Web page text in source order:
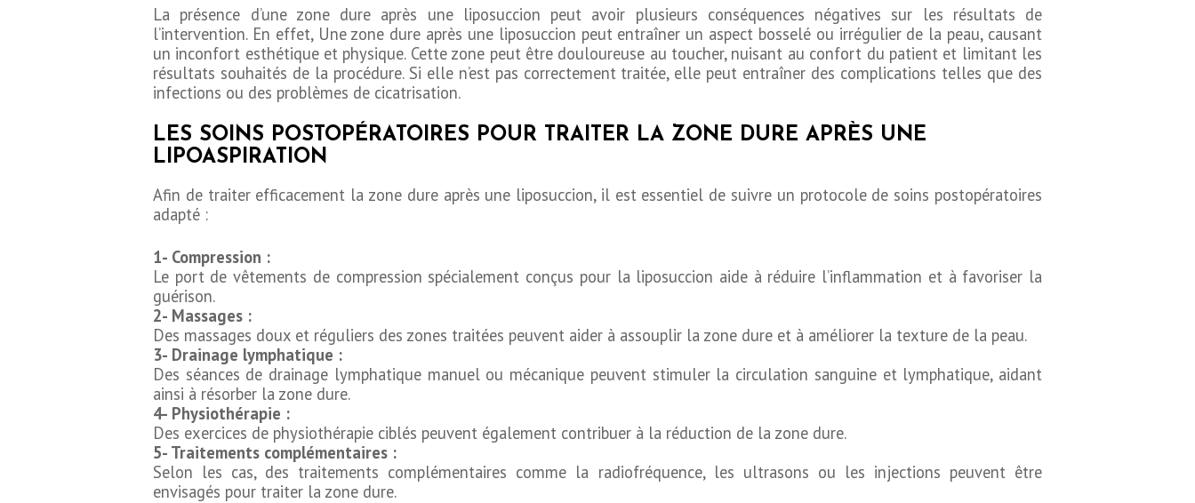
A PROPOS
DEMANDE DE
La présence d’une zone dure après une liposuccion peut avoir plusieurs conséquences négatives sur les résultats de
l’intervention. En effet, Une zone dure après une liposuccion peut entraîner un aspect bosselé ou irrégulier de la peau, causant
un inconfort esthétique et physique. Cette zone peut être douloureuse au toucher, nuisant au confort du patient et limitant les
résultats souhaités de la procédure. Si elle n’est pas correctement traitée, elle peut entraîner des complications telles que des
infections ou des problèmes de cicatrisation.
LES SOINS POSTOPÉRATOIRES POUR TRAITER LA ZONE DURE APRÈS UNE
LIPOASPIRATION
Afin de traiter efficacement la zone dure après une liposuccion, il est essentiel de suivre un protocole de soins postopératoires
adapté :
1- Compression :
Le port de vêtements de compression spécialement conçus pour la liposuccion aide à réduire l’inflammation et à favoriser la
guérison.
2- Massages :
Des massages doux et réguliers des zones traitées peuvent aider à assouplir la zone dure et à améliorer la texture de la peau.
3- Drainage lymphatique :
Des séances de drainage lymphatique manuel ou mécanique peuvent stimuler la circulation sanguine et lymphatique, aidant
ainsi à résorber la zone dure.
4- Physiothérapie :
Des exercices de physiothérapie ciblés peuvent également contribuer à la réduction de la zone dure.
5- Traitements complémentaires :
Selon les cas, des traitements complémentaires comme la radiofréquence, les ultrasons ou les injections peuvent être
envisagés pour traiter la zone dure.